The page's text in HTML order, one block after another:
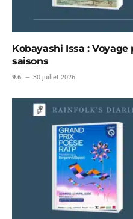
Kobayashi Issa :
saisons
9.6 30 juillet 2026